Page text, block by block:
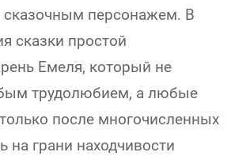
персонажем. В
сказки простой
Емеля, который не
трудолюбием, а любые
после многочисленных
на грани находчивости